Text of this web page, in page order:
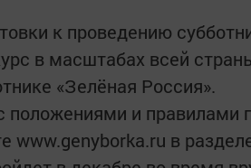
к проведению
в масштабах всей
«Зелёная Россия».
положениями и правилами
www.genyborka.ru в